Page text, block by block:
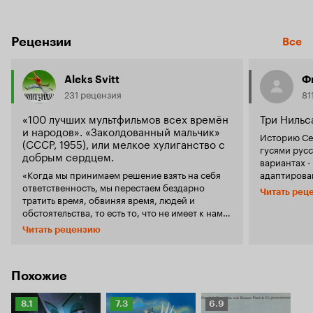
Рецензии Все
Aleks Svitt
231 рецензия
«100 лучших мультфильмов всех времён
и народов». «Заколдованный мальчик»
(СССР, 1955), или мелкое хулиганство с
добрым сердцем.
«Когда мы принимаем решение взять на себя
ответственность, мы перестаем бездарно
тратить время, обвиняя время, людей и
обстоятельства, то есть то, что не имеет к нам
отношения». Луиза Хей. Сильно, не так ли? А
ведь слова этой американской писательницы
далее) очень чётко подходят к нашей
(озвучивание: В. Сперантова), мальчик, на вид
Читать рецензию
Три
Историю
гусями
вариантах
истории,
и
Читать
Похожие
Рейтинг
8.1
Рейтинг
7.3
Рейтинг
6.9